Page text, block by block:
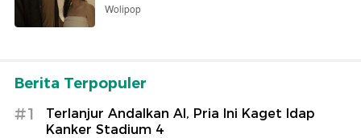
Wolipop
Berita Terpopuler
#1
Terlanjur Andalkan AI, Pria Ini Kaget Idap
Kanker Stadium 4